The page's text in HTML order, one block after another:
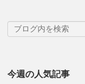
今週の人気記事